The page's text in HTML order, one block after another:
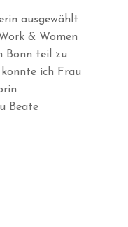
ausgewählt
& Women
Bonn teil zu
ich Frau
Beate